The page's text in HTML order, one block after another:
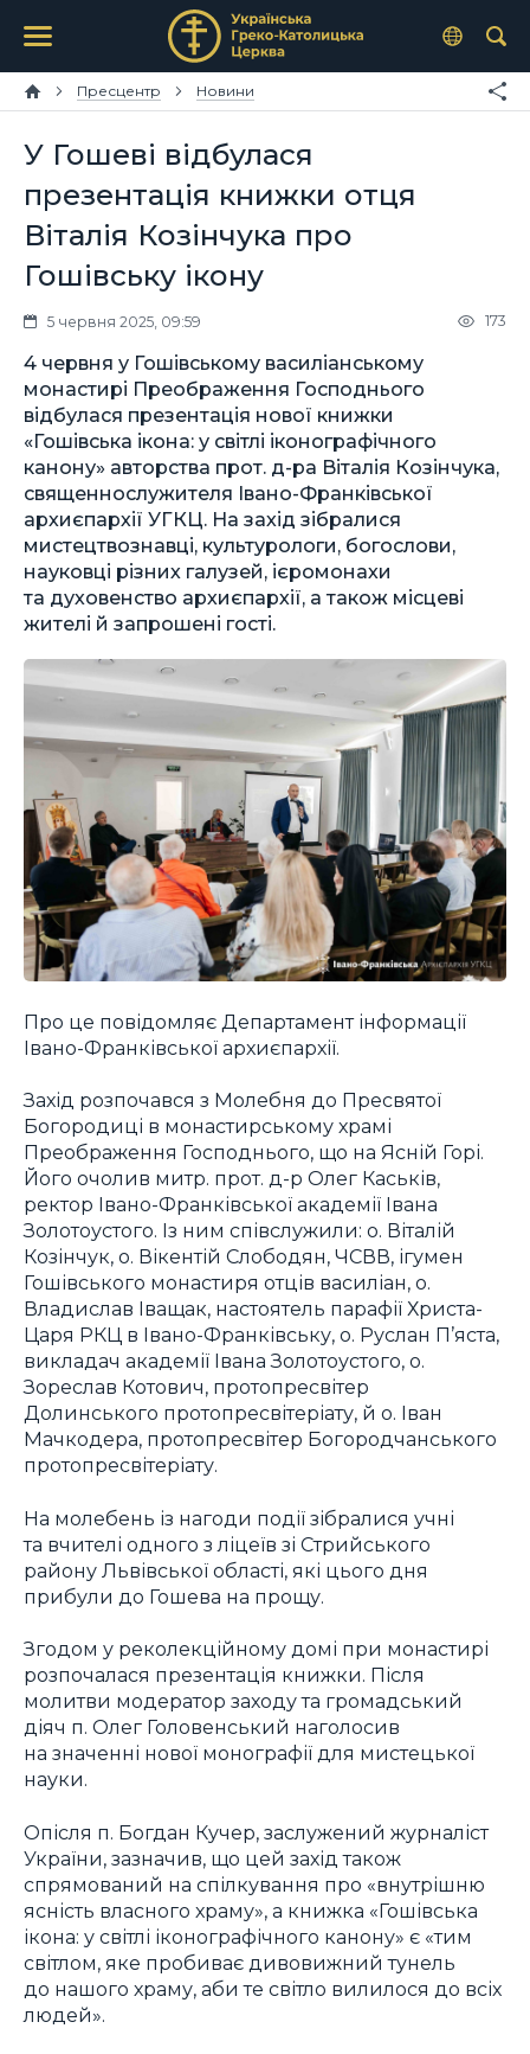
Пресцентр Новини
У Гошеві відбулася
презентація книжки отця
Віталія Козінчука про
Гошівську ікону
5 червня 2025, 09:59 173
4 червня у Гошівському василіанському
монастирі Преображення Господнього
відбулася презентація нової книжки
«Гошівська ікона: у світлі іконографічного
канону» авторства прот. д-ра Віталія Козінчука,
священнослужителя Івано-Франківської
архиєпархії УГКЦ. На захід зібралися
мистецтвознавці, культурологи, богослови,
науковці різних галузей, ієромонахи
та духовенство архиєпархії, а також місцеві
жителі й запрошені гості.
Про це повідомляє Департамент інформації
Івано-Франківської архиєпархії.
Захід розпочався з Молебня до Пресвятої
Богородиці в монастирському храмі
Преображення Господнього, що на Ясній Горі.
Його очолив митр. прот. д-р Олег Каськів,
ректор Івано-Франківської академії Івана
Золотоустого. Із ним співслужили: о. Віталій
Козінчук, о. Вікентій Слободян, ЧСВВ, ігумен
Гошівського монастиря отців василіан, о.
Владислав Іващак, настоятель парафії Христа-
Царя РКЦ в Івано-Франківську, о. Руслан П’яста,
викладач академії Івана Золотоустого, о.
Зореслав Котович, протопресвітер
Долинського протопресвітеріату, й о. Іван
Мачкодера, протопресвітер Богородчанського
протопресвітеріату.
На молебень із нагоди події зібралися учні
та вчителі одного з ліцеїв зі Стрийського
району Львівської області, які цього дня
прибули до Гошева на прощу.
Згодом у реколекційному домі при монастирі
розпочалася презентація книжки. Після
молитви модератор заходу та громадський
діяч п. Олег Головенський наголосив
на значенні нової монографії для мистецької
науки.
Опісля п. Богдан Кучер, заслужений журналіст
України, зазначив, що цей захід також
спрямований на спілкування про «внутрішню
ясність власного храму», а книжка «Гошівська
ікона: у світлі іконографічного канону» є «тим
світлом, яке пробиває дивовижний тунель
до нашого храму, аби те світло вилилося до всіх
людей».